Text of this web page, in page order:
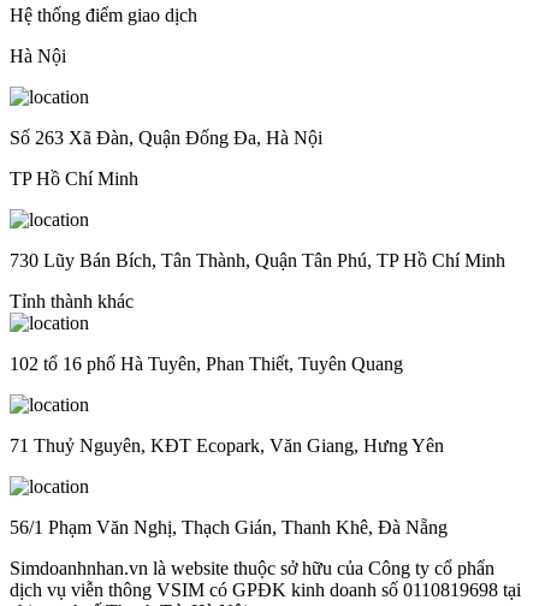
Hệ thống điểm giao dịch
Hà Nội
Số 263 Xã Đàn, Quận Đống Đa, Hà Nội
TP Hồ Chí Minh
730 Lũy Bán Bích, Tân Thành, Quận Tân Phú, TP Hồ Chí Minh
Tỉnh thành khác
102 tổ 16 phố Hà Tuyên, Phan Thiết, Tuyên Quang
71 Thuỷ Nguyên, KĐT Ecopark, Văn Giang, Hưng Yên
56/1 Phạm Văn Nghị, Thạch Gián, Thanh Khê, Đà Nẵng
Simdoanhnhan.vn là website thuộc sở hữu của Công ty cổ phẩn
dịch vụ viễn thông VSIM có GPĐK kinh doanh số 0110819698 tại